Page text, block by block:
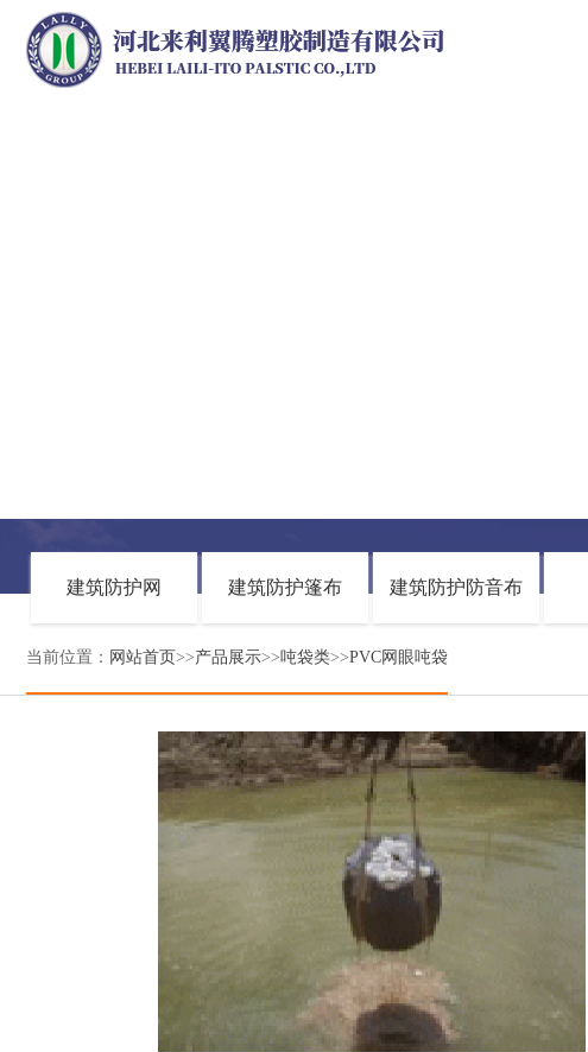
建筑防护网 建筑防护篷布 建筑防护防音布
当前位置： 网站首页>>产品展示>>吨袋类>>PVC网眼吨袋